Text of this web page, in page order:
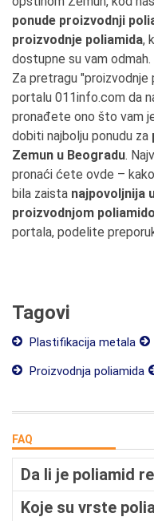
ponude proizvodnji
proizvodnje poliamida,
dostupne su vam odmah.
Za pretragu "proizvodnje
portalu 011info.com da
pronađete ono što vam
dobiti najbolju ponudu za
Zemun u Beogradu.
pronaći ćete ovde –
bila zaista najpovoljnija
proizvodnjom
portala, podelite
Tagovi
Plastifikacija metala
Proizvodnja poliamida
FAQ
Da li je poliamid
Koje su vrste